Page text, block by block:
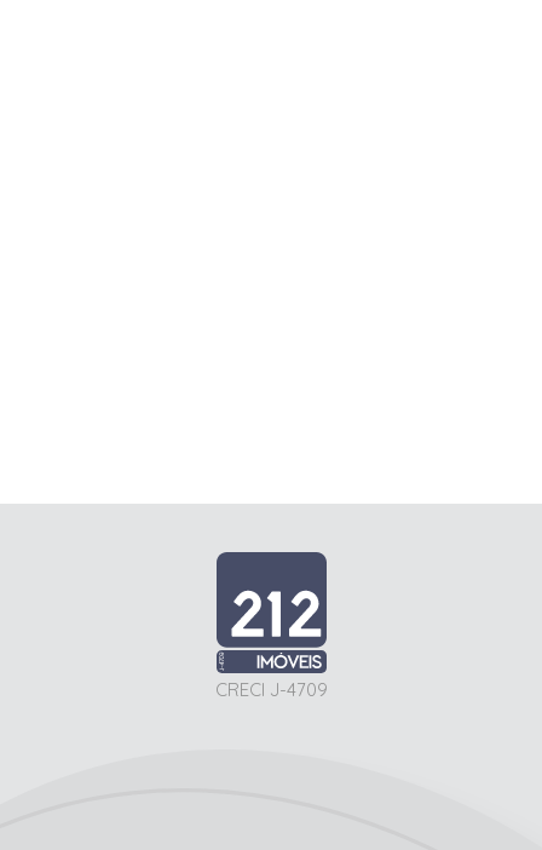
CRECI J-4709